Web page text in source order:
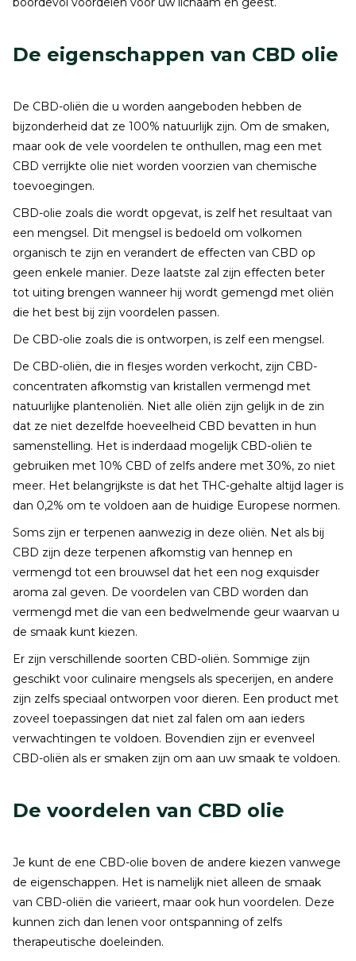
De eigenschappen van CBD olie
De CBD-oliën die u worden aangeboden hebben de
bijzonderheid dat ze 100% natuurlijk zijn. Om de smaken,
maar ook de vele voordelen te onthullen, mag een met
CBD verrijkte olie niet worden voorzien van chemische
toevoegingen.
CBD-olie zoals die wordt opgevat, is zelf het resultaat van
een mengsel. Dit mengsel is bedoeld om volkomen
organisch te zijn en verandert de effecten van CBD op
geen enkele manier. Deze laatste zal zijn effecten beter
tot uiting brengen wanneer hij wordt gemengd met oliën
die het best bij zijn voordelen passen.
De CBD-olie zoals die is ontworpen, is zelf een mengsel.
De CBD-oliën, die in flesjes worden verkocht, zijn CBD-
concentraten afkomstig van kristallen vermengd met
natuurlijke plantenoliën. Niet alle oliën zijn gelijk in de zin
dat ze niet dezelfde hoeveelheid CBD bevatten in hun
samenstelling. Het is inderdaad mogelijk CBD-oliën te
gebruiken met 10% CBD of zelfs andere met 30%, zo niet
meer. Het belangrijkste is dat het THC-gehalte altijd lager is
dan 0,2% om te voldoen aan de huidige Europese normen.
Soms zijn er terpenen aanwezig in deze oliën. Net als bij
CBD zijn deze terpenen afkomstig van hennep en
vermengd tot een brouwsel dat het een nog exquisder
aroma zal geven. De voordelen van CBD worden dan
vermengd met die van een bedwelmende geur waarvan u
de smaak kunt kiezen.
Er zijn verschillende soorten CBD-oliën. Sommige zijn
geschikt voor culinaire mengsels als specerijen, en andere
zijn zelfs speciaal ontworpen voor dieren. Een product met
zoveel toepassingen dat niet zal falen om aan ieders
verwachtingen te voldoen. Bovendien zijn er evenveel
CBD-oliën als er smaken zijn om aan uw smaak te voldoen.
De voordelen van CBD olie
Je kunt de ene CBD-olie boven de andere kiezen vanwege
de eigenschappen. Het is namelijk niet alleen de smaak
van CBD-oliën die varieert, maar ook hun voordelen. Deze
kunnen zich dan lenen voor ontspanning of zelfs
therapeutische doeleinden.